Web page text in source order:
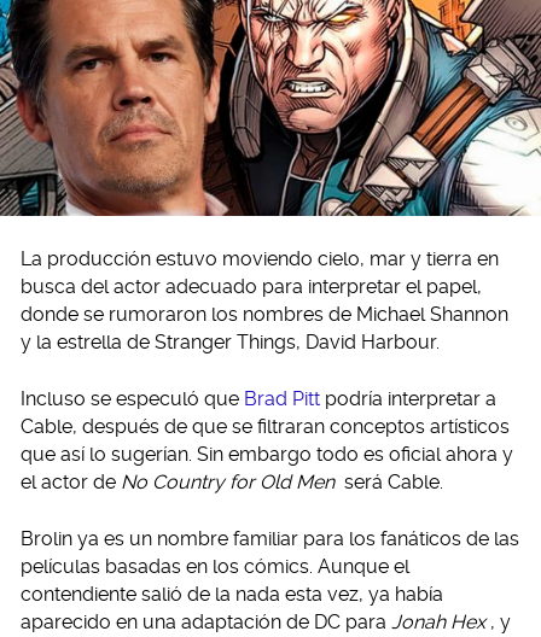
La producción estuvo moviendo cielo, mar y tierra en
busca del actor adecuado para interpretar el papel,
donde se rumoraron los nombres de Michael Shannon
y la estrella de Stranger Things, David Harbour.
Incluso se especuló que Brad Pitt podría interpretar a
Cable, después de que se filtraran conceptos artísticos
que así lo sugerían. Sin embargo todo es oficial ahora y
el actor de No Country for Old Men será Cable.
Brolin ya es un nombre familiar para los fanáticos de las
películas basadas en los cómics. Aunque el
contendiente salió de la nada esta vez, ya había
aparecido en una adaptación de DC para Jonah Hex , y